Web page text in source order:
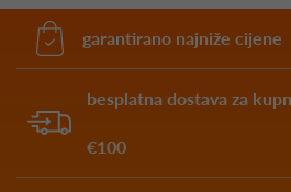
garantirano najniže cijene
besplatna dostava za
€100